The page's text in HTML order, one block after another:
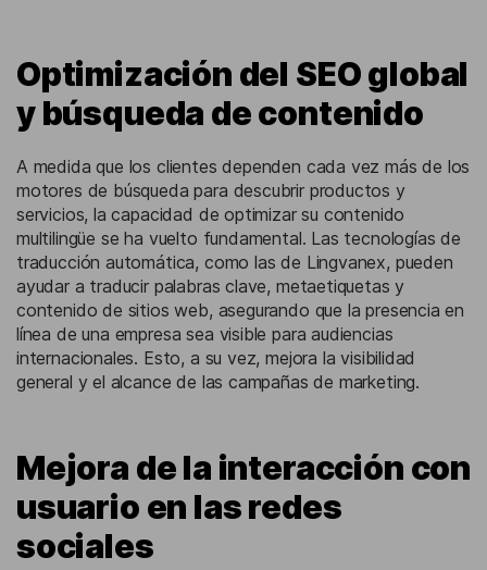
Optimización del SEO global
y búsqueda de contenido
A medida que los clientes dependen cada vez más de los
motores de búsqueda para descubrir productos y
servicios, la capacidad de optimizar su contenido
multilingüe se ha vuelto fundamental. Las tecnologías de
traducción automática, como las de Lingvanex, pueden
ayudar a traducir palabras clave, metaetiquetas y
contenido de sitios web, asegurando que la presencia en
línea de una empresa sea visible para audiencias
internacionales. Esto, a su vez, mejora la visibilidad
general y el alcance de las campañas de marketing.
Mejora de la interacción con
usuario en las redes
sociales